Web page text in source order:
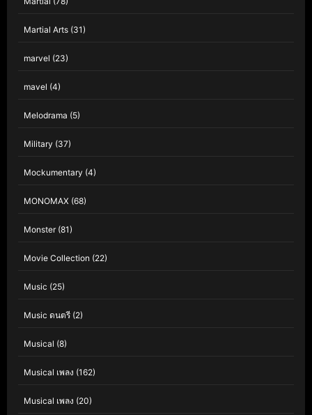
Martial Arts (31)
marvel (23)
mavel (4)
Melodrama (5)
Military (37)
Mockumentary (4)
MONOMAX (68)
Monster(81)
Movie Collection (22)
Music (25)
Music ดนตรี (2)
Musical (8)
Musical เพลง (162)
Musical เพลง (20)